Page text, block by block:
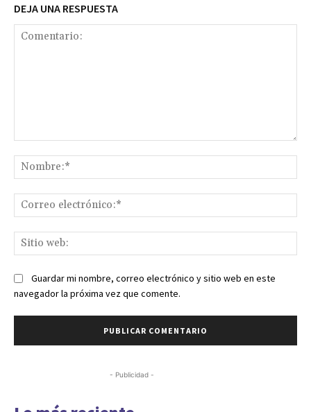
DEJA UNA RESPUESTA
Guardar mi nombre, correo electrónico y sitio web en este
navegador la próxima vez que comente.
- Publicidad -